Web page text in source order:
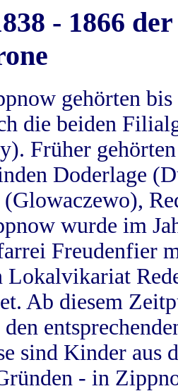
- 1866
gehörten
die beiden
Früher
Doderlage
wurde im
Freudenfier
Lokalvikariat
Ab diesem
sind Kinder aus
- in